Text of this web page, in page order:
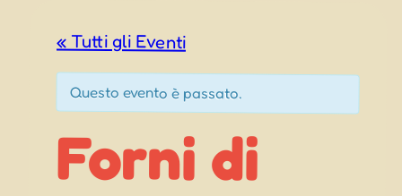
« Tutti gli Eventi
Questo evento è passato.
Forni di
Sopra (UD)
Madonna